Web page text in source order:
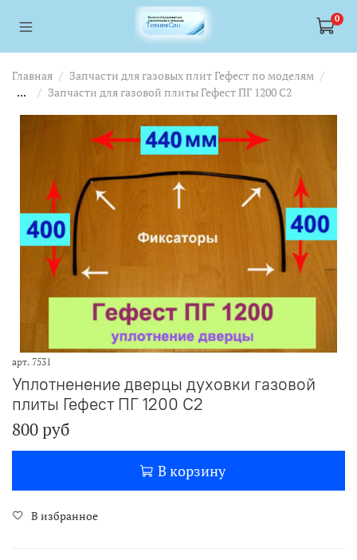
0
Главная
Запчасти для газовых плит Гефест по моделям
...
Запчасти для газовой плиты Гефест ПГ 1200 C2
арт. 7531
Уплотненение дверцы духовки газовой
плиты Гефест ПГ 1200 С2
800 руб
В корзину
В избранное
<a href="https://webmaster.yandex.ru/siteinfo/?site=https://
<a href="https://webmaster.yandex.ru/siteinfo/?site=https://